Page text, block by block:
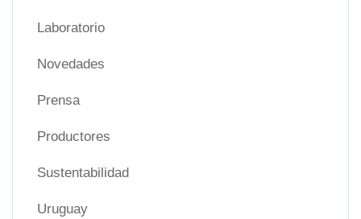
Laboratorio
Novedades
Prensa
Productores
Sustentabilidad
Uruguay